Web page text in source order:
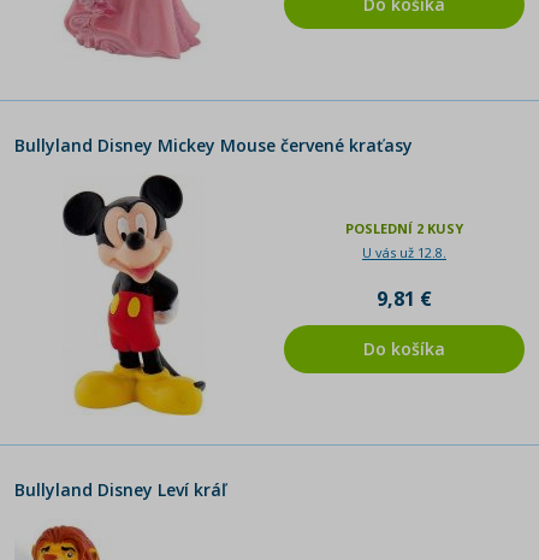
Bullyland Disney Mickey Mouse červené kraťasy
POSLEDNÍ 2 KUSY
U vás už 12.8.
9,81 €
Do košíka
Bullyland Disney Leví kráľ